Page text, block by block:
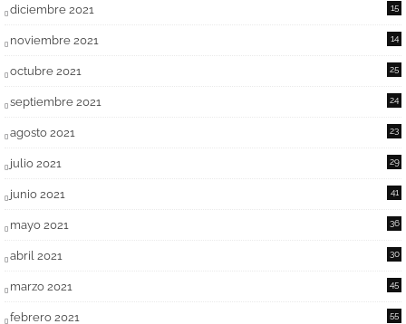
diciembre 2021 15
noviembre 2021 14
octubre 2021 25
septiembre 2021 24
agosto 2021 23
julio 2021 29
junio 2021 41
mayo 2021 36
abril 2021 30
marzo 2021 45
febrero 2021 55